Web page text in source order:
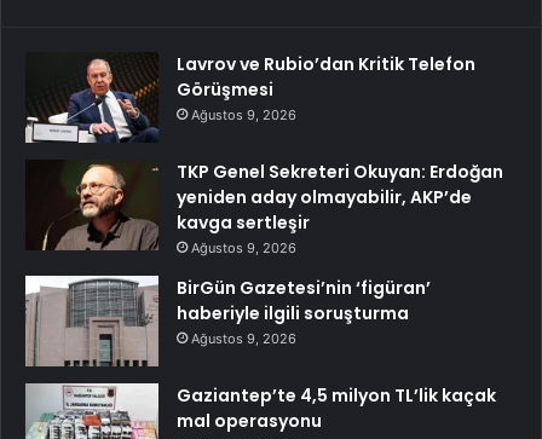
Lavrov ve Rubio’dan Kritik Telefon
Görüşmesi
Ağustos 9, 2026
TKP Genel Sekreteri Okuyan: Erdoğan
yeniden aday olmayabilir, AKP’de
kavga sertleşir
Ağustos 9, 2026
BirGün Gazetesi’nin ‘figüran’
haberiyle ilgili soruşturma
Ağustos 9, 2026
Gaziantep’te 4,5 milyon TL’lik kaçak
mal operasyonu